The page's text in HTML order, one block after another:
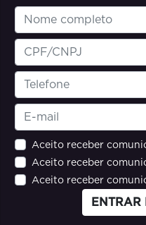
Aceito receber
Aceito receber
Aceito receber
ENTRAR